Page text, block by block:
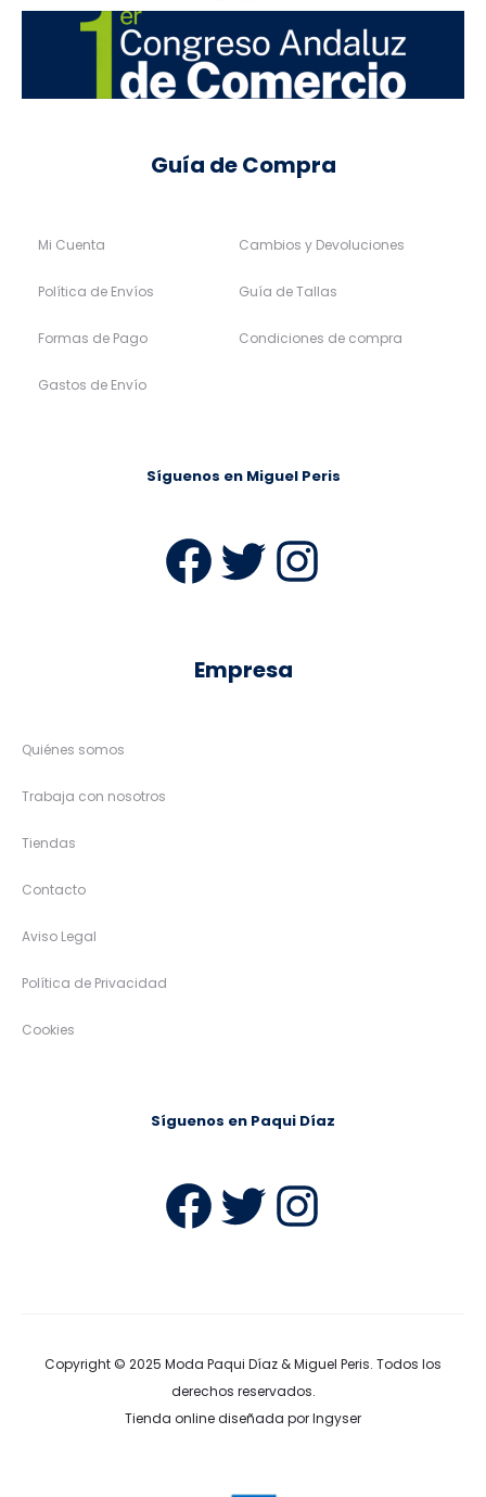
Guía de Compra
Mi Cuenta
Política de Envíos
Formas de Pago
Gastos de Envío
Cambios y Devoluciones
Guía de Tallas
Condiciones de compra
Síguenos en Miguel Peris
Facebook
Twitter
Empresa
Quiénes somos
Trabaja con nosotros
Tiendas
Contacto
Aviso Legal
Política de Privacidad
Cookies
Síguenos en Paqui Díaz
Facebook
Twitter
Copyright © 2025 Moda Paqui Díaz & Miguel Peris. Todos los
derechos reservados.
Tienda online diseñada por Ingyser